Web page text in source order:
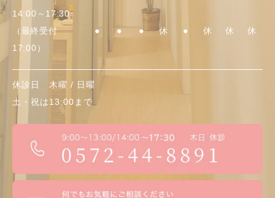
14:00～17:30
（最終受付
17:00）
● ● ● 休 ● 休 休 休
休診日 木曜 / 日曜
土・祝は13:00まで